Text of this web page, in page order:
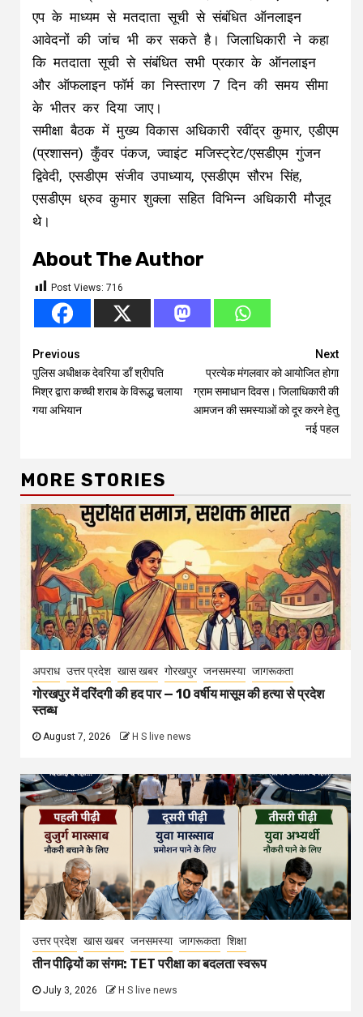
एप के माध्यम से मतदाता सूची से संबंधित ऑनलाइन
आवेदनों की जांच भी कर सकते है। जिलाधिकारी ने कहा
कि मतदाता सूची से संबंधित सभी प्रकार के ऑनलाइन
और ऑफलाइन फॉर्म का निस्तारण 7 दिन की समय सीमा
के भीतर कर दिया जाए।
समीक्षा बैठक में मुख्य विकास अधिकारी रवींद्र कुमार, एडीएम
(प्रशासन) कुँवर पंकज, ज्वाइंट मजिस्ट्रेट/एसडीएम गुंजन
द्विवेदी, एसडीएम संजीव उपाध्याय, एसडीएम सौरभ सिंह,
एसडीएम ध्रुव कुमार शुक्ला सहित विभिन्न अधिकारी मौजूद
थे।
About The Author
Post Views: 716
Continue
Reading
Previous
पुलिस अधीक्षक देवरिया डाँ श्रीपति
मिश्र द्वारा कच्ची शराब के विरूद्ध चलाया
गया अभियान
Next
प्रत्येक मंगलवार को आयोजित होगा
ग्राम समाधान दिवस। जिलाधिकारी की
आमजन की समस्याओं को दूर करने हेतु
नई पहल
MORE STORIES
अपराध उत्तर प्रदेश खास खबर गोरखपुर जनसमस्या जागरूकता
गोरखपुर में दरिंदगी की हद पार — 10 वर्षीय मासूम की हत्या से प्रदेश
स्तब्ध
August 7, 2026 H S live news
उत्तर प्रदेश खास खबर जनसमस्या जागरूकता शिक्षा
तीन पीढ़ियों का संगम: TET परीक्षा का बदलता स्वरूप
July 3, 2026 H S live news